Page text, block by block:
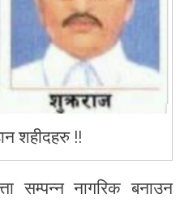
शहीदहरु !!
सम्पन्न नागरिक बनाउन